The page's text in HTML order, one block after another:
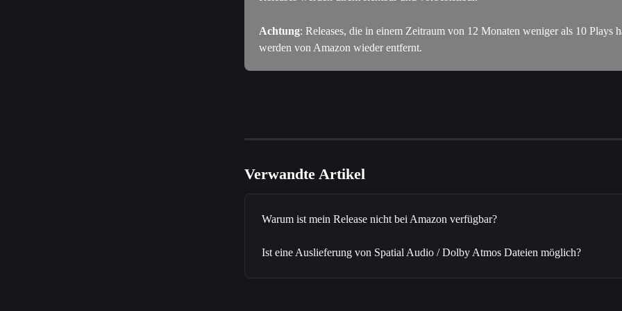
Achtung: Releases, die in einem Zeitraum von 12 Monaten weniger als 10 Plays
werden von Amazon wieder entfernt.
Verwandte Artikel
Warum ist mein Release nicht bei Amazon verfügbar?
Ist eine Auslieferung von Spatial Audio / Dolby Atmos Dateien möglich?